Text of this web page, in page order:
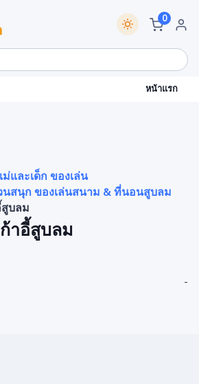
0
หน้าแรก
และเด็ก ของเล่น
สนุก ของเล่นสนาม & ที่นอนสูบลม
บลม
าอี้สูบลม
-